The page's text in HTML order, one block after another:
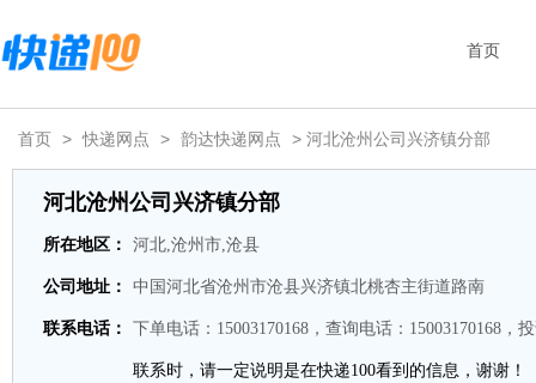
首页
首页 > 快递网点 > 韵达快递网点 > 河北沧州公司兴济镇分部
河北沧州公司兴济镇分部
所在地区： 河北,沧州市,沧县
公司地址： 中国河北省沧州市沧县兴济镇北桃杏主街道路南
联系电话： 下单电话：15003170168，查询电话：15003170168，
联系时，请一定说明是在快递100看到的信息，谢谢！